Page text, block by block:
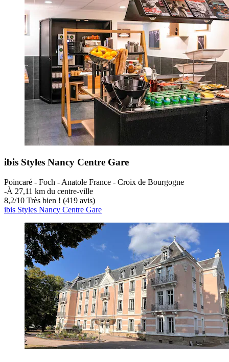
ibis Styles Nancy Centre Gare
Poincaré - Foch - Anatole France - Croix de Bourgogne
‐À 27,11 km du centre-ville
8,2/10 Très bien ! (419 avis)
ibis Styles Nancy Centre Gare